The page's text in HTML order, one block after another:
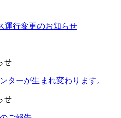
運行変更のお知らせ
せ
ターが生まれ変わります。
せ